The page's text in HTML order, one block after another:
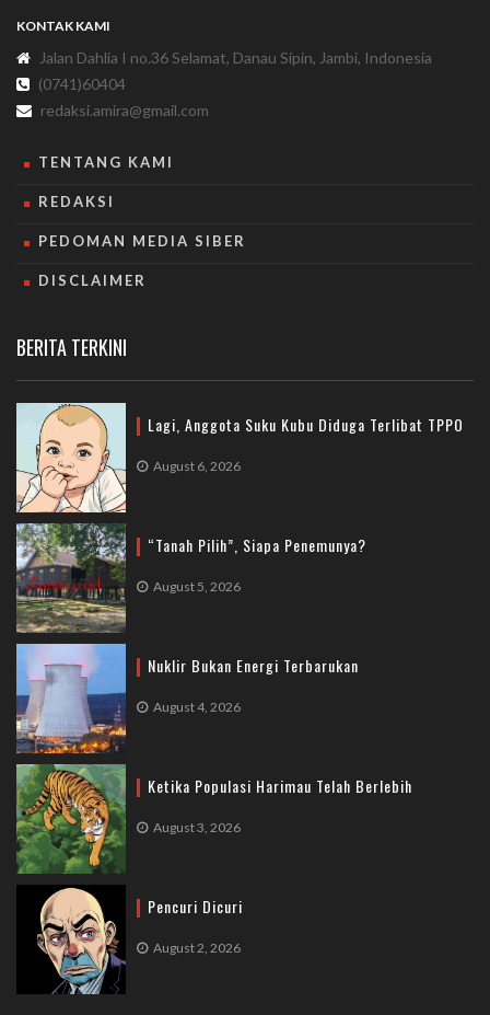
KONTAK KAMI
Jalan Dahlia I no.36 Selamat, Danau Sipin, Jambi, Indonesia
(0741)60404
redaksi.amira@gmail.com
TENTANG KAMI
REDAKSI
PEDOMAN MEDIA SIBER
DISCLAIMER
BERITA TERKINI
Lagi, Anggota Suku Kubu Diduga Terlibat TPPO
August 6, 2026
“Tanah Pilih”, Siapa Penemunya?
August 5, 2026
Nuklir Bukan Energi Terbarukan
August 4, 2026
Ketika Populasi Harimau Telah Berlebih
August 3, 2026
Pencuri Dicuri
August 2, 2026